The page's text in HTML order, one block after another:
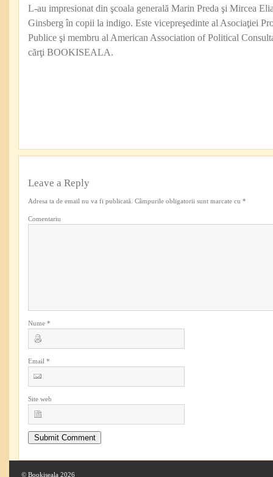
L-au impresionat din şcoala generală Marin Preda şi Mircea
Ginsberg în copii la indigo. Este vicepreşedinte al Asociaţiei
Publice şi membru al American Association of Political
cărţi BOOKISEALA.
Leave a Reply
Adresa ta de email nu va fi publicată. Câmpurile obligatorii sunt marcate cu *
Comentariu
Nume *
Email *
Site web
© Bookiseala 2026